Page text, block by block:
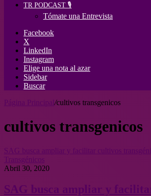
TR PODCAST 🎙️
Tómate una Entrevista
Facebook
X
LinkedIn
Instagram
Elige una nota al azar
Sidebar
Buscar
Página Principal /cultivos transgenicos
cultivos transgenicos
SAG busca ampliar y facilitar cultivos
Transgénicos
Abril 30, 2020
SAG busca ampliar y